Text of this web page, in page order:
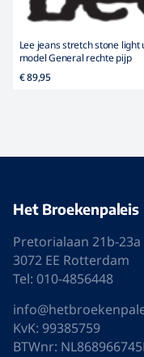
Lee jeans stretch stone light
model General rechte pijp
€ 89,95
Het Broekenpaleis
Pretorialaan 21b-23a
3072 EE Rotterdam
Tel: 010-4856448
KvK: 99385759
BTWnr: